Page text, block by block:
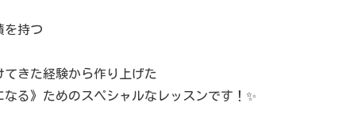
を持つ
きた経験から作り上げた
る》ためのスペシャルなレッスンです！✨